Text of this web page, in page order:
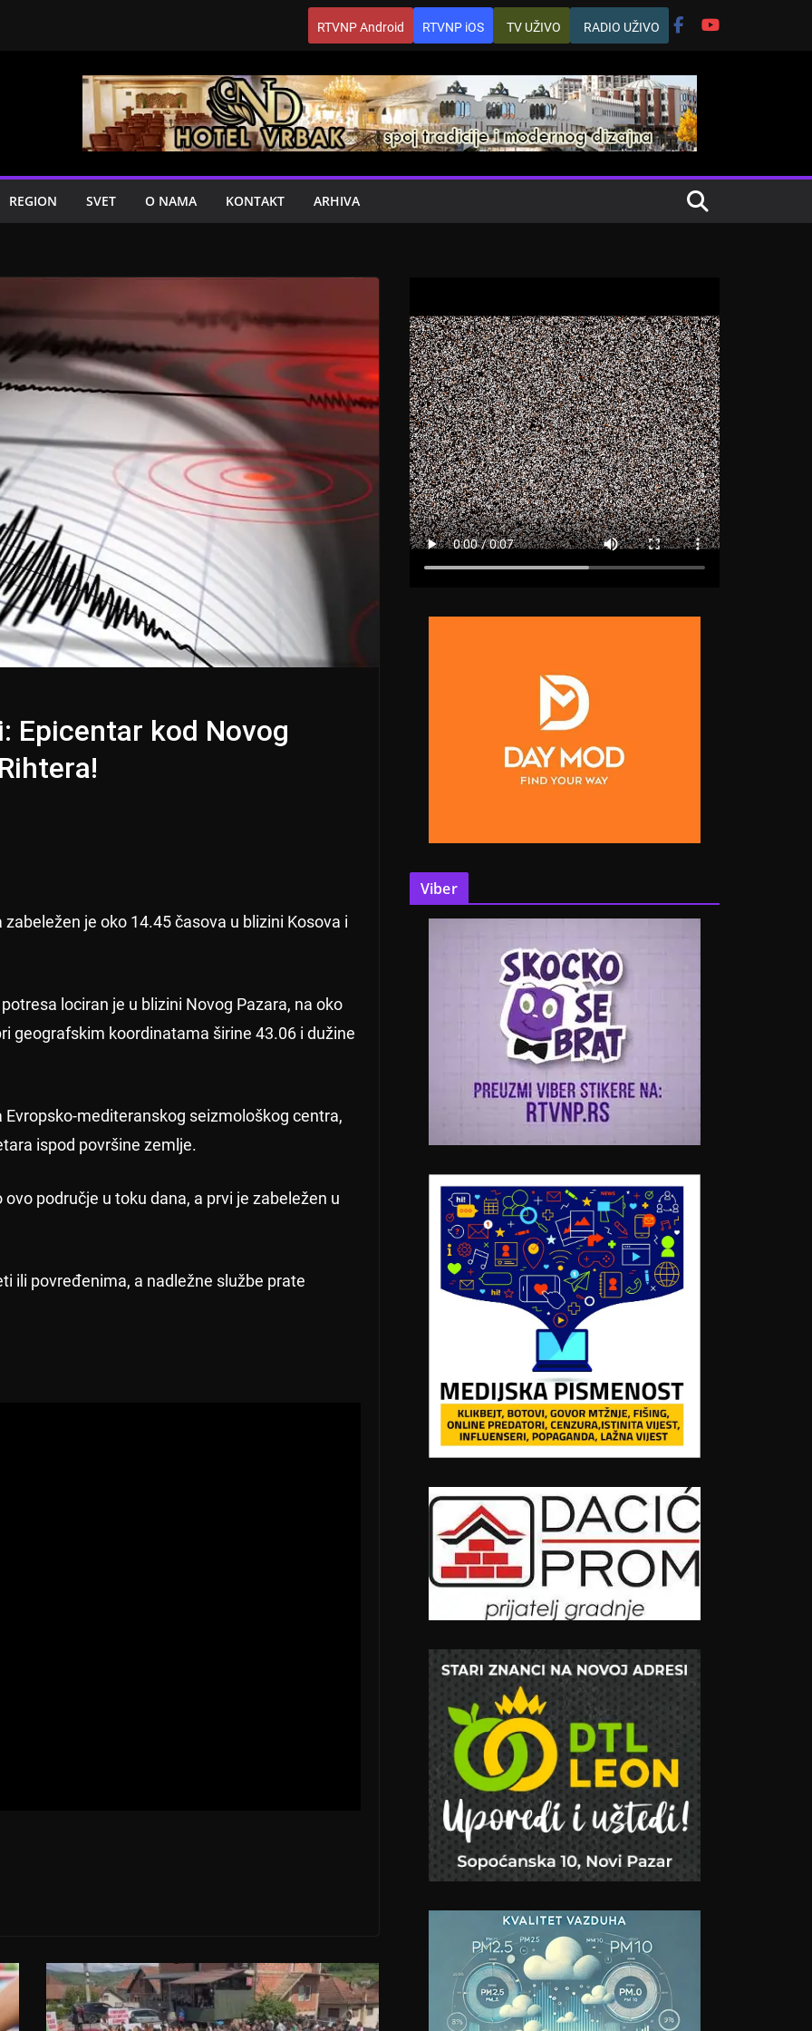
RTVNP Android RTVNP iOS TV UŽIVO RADIO UŽIVO
REGION SVET O NAMA KONTAKT ARHIVA
Epicentar kod Novog
je oko 14.45 časova u blizini Kosova i
lociran je u blizini Novog Pazara, na oko
geografskim koordinatama širine 43.06 i dužine
mediteranskog seizmološkog centra,
ispod površine zemlje.
područje u toku dana, a prvi je zabeležen u
ili povređenima, a nadležne službe prate
Viber